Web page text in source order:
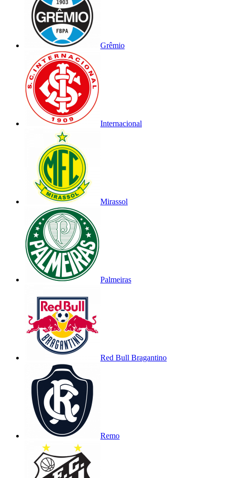
Grêmio
Internacional
Mirassol
Palmeiras
Red Bull Bragantino
Remo